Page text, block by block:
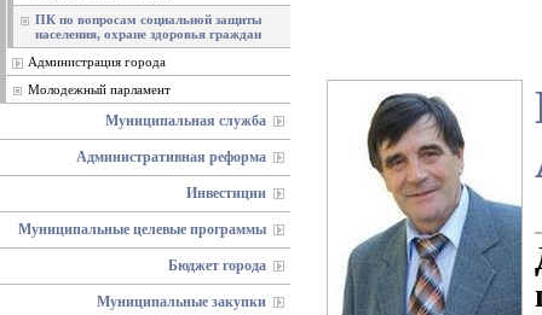
ПК по вопросам социальной защиты
населения, охране здоровья граждан
Администрация города
Молодежный парламент
Муниципальная служба
Административная реформа
Инвестиции
Муниципальные целевые программы
Бюджет города
Муниципальные закупки